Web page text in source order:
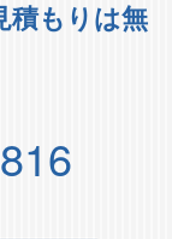
積もりは無